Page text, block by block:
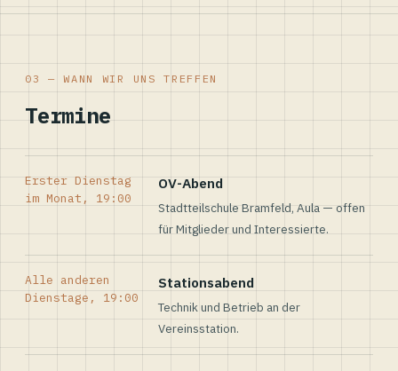
03 — WANN WIR UNS TREFFEN
Termine
Erster Dienstag
im Monat, 19:00
OV-Abend
Stadtteilschule Bramfeld, Aula — offen
für Mitglieder und Interessierte.
Alle anderen
Dienstage, 19:00
Stationsabend
Technik und Betrieb an der
Vereinsstation.